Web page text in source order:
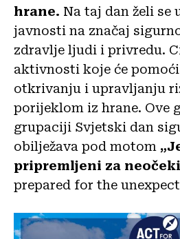
hrane. Na taj dan želi se
javnosti na značaj
zdravlje ljudi i privredu.
aktivnosti koje će
otkrivanju i upravljanju
porijeklom iz hrane. Ove
grupaciji Svjetski dan
obilježava pod motom
pripremljeni za
prepared for the